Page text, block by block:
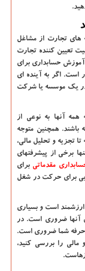
های تجارت از مشاغل
تعیین کننده تجارت
حسابداری برای
است. اگر به آینده ای
یک موسسه یا شرکت
همه آنها به نوعی از
همچنین متوجه
تجزیه و تحلیل مالی،
برخی از پیشرفتهای
مقدماتی برای
برای حرکت در شغل
است و بسیاری
آنها ضروری است. در
حرفه شما ضروری است.
را بررسی کنید،